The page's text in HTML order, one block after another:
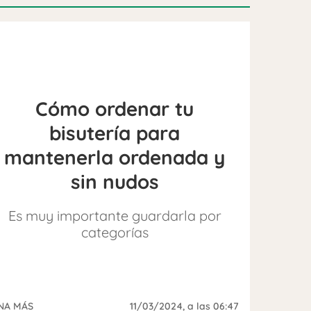
Cómo ordenar tu
bisutería para
mantenerla ordenada y
sin nudos
Es muy importante guardarla por
categorías
MÁS 11/03/2024, a las 06:47